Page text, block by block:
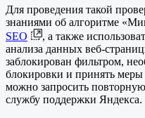
Для проведения такой
знаниями об алгоритме
SEO
, а также
анализа данных веб-
заблокирован фильтром,
блокировки и принять
можно запросить
службу поддержки Яндекса.